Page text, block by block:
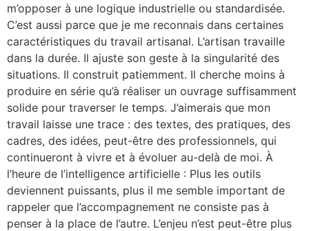
m’opposer à une logique industrielle ou standardisée.
C’est aussi parce que je me reconnais dans certaines
caractéristiques du travail artisanal. L’artisan travaille
dans la durée. Il ajuste son geste à la singularité des
situations. Il construit patiemment. Il cherche moins à
produire en série qu’à réaliser un ouvrage suffisamment
solide pour traverser le temps. J’aimerais que mon
travail laisse une trace : des textes, des pratiques, des
cadres, des idées, peut-être des professionnels, qui
continueront à vivre et à évoluer au-delà de moi. À
l’heure de l’intelligence artificielle : Plus les outils
deviennent puissants, plus il me semble important de
rappeler que l’accompagnement ne consiste pas à
penser à la place de l’autre. L’enjeu n’est peut-être plus